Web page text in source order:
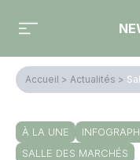
Accueil > Actualités >
À LA UNE
SALLE DES MARCHÉS